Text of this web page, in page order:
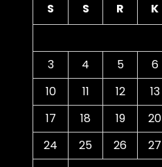
S S R K
3
4 5 6
10
11 12 13
17
18 19 20
24
25 26 27